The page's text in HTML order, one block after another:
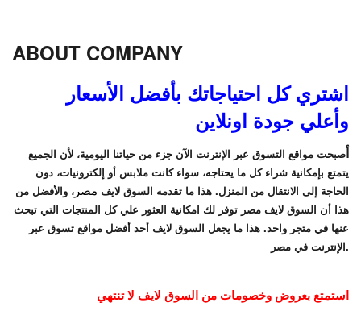
ABOUT COMPANY
اشتري كل احتياجاتك بأفضل الأسعار
وأعلي جودة اونلاين
أصبحت مواقع التسوق عبر الإنترنت الآن جزء من حياتنا اليومية، لأن الجميع
يتمتع بإمكانية شراء كل ما يحتاجه، سواء كانت ملابس أو إلكترونيات، دون
الحاجة إلى الانتقال من المنزل. هذا ما تقدمه السوق لايف مصر ، والأفضل من
هذا أن السوق لايف مصر توفر لك امكانية العثور علي كل المنتجات التي تبحث
عنها في متجر واحد. هذا ما يجعل السوق لايف أحد أفضل مواقع تسوق عبر
الإنترنت في مصر.
استمتع بعروض وخصومات من السوق لايف لا تنتهي